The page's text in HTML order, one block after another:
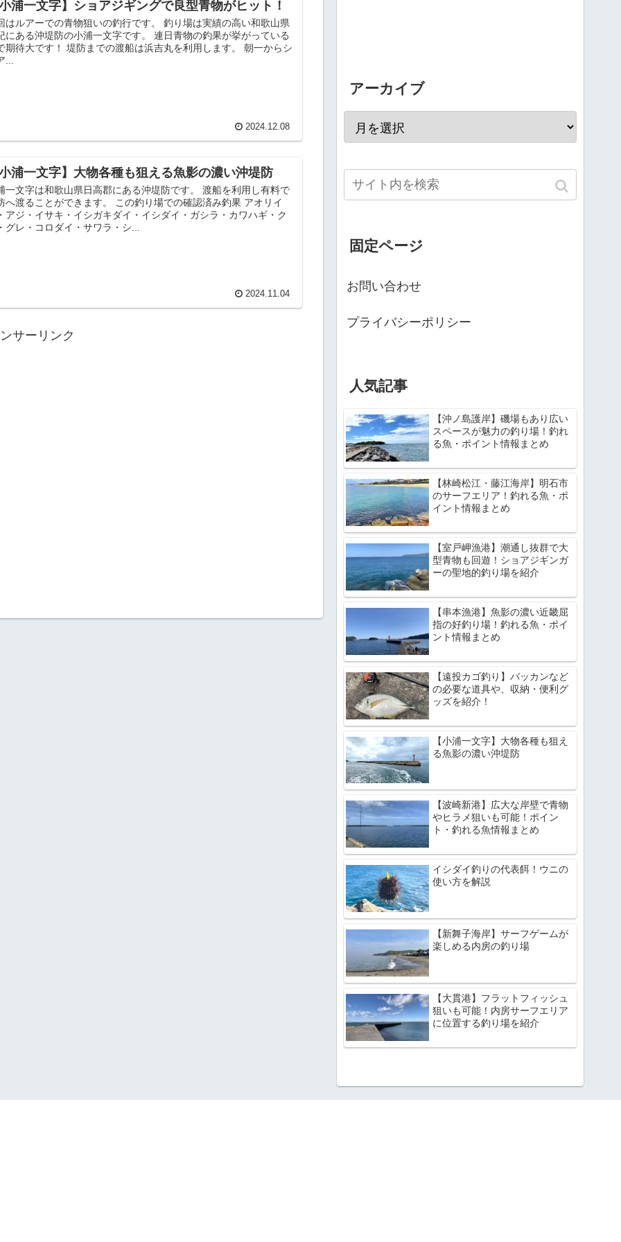
浦一文字】ショアジギングで良型青物がヒット！
はルアーでの青物狙いの釣行です。 釣り場は実績の高い和歌山県
にある沖堤防の小浦一文字です。 連日青物の釣果が挙がっている
期待大です！ 堤防までの渡船は浜吉丸を利用します。 朝一からシ
...
2024.12.08
浦一文字】大物各種も狙える魚影の濃い沖堤防
一文字は和歌山県日高郡にある沖堤防です。 渡船を利用し有料で
へ渡ることができます。 この釣り場での確認済み釣果 アオリイ
アジ・イサキ・イシガキダイ・イシダイ・ガシラ・カワハギ・ク
グレ・コロダイ・サワラ・シ...
2024.11.04
サーリンク
アーカイブ
固定ページ
お問い合わせ
プライバシーポリシー
人気記事
【沖ノ島護岸】磯場もあり広い
スペースが魅力の釣り場！釣れ
る魚・ポイント情報まとめ
【林崎松江・藤江海岸】明石市
のサーフエリア！釣れる魚・ポ
イント情報まとめ
【室戸岬漁港】潮通し抜群で大
型青物も回遊！ショアジギンガ
ーの聖地的釣り場を紹介
【串本漁港】魚影の濃い近畿屈
指の好釣り場！釣れる魚・ポイ
ント情報まとめ
【遠投カゴ釣り】バッカンなど
の必要な道具や、収納・便利グ
ッズを紹介！
【小浦一文字】大物各種も狙え
る魚影の濃い沖堤防
【波崎新港】広大な岸壁で青物
やヒラメ狙いも可能！ポイン
ト・釣れる魚情報まとめ
イシダイ釣りの代表餌！ウニの
使い方を解説
【新舞子海岸】サーフゲームが
楽しめる内房の釣り場
【大貫港】フラットフィッシュ
狙いも可能！内房サーフエリア
に位置する釣り場を紹介